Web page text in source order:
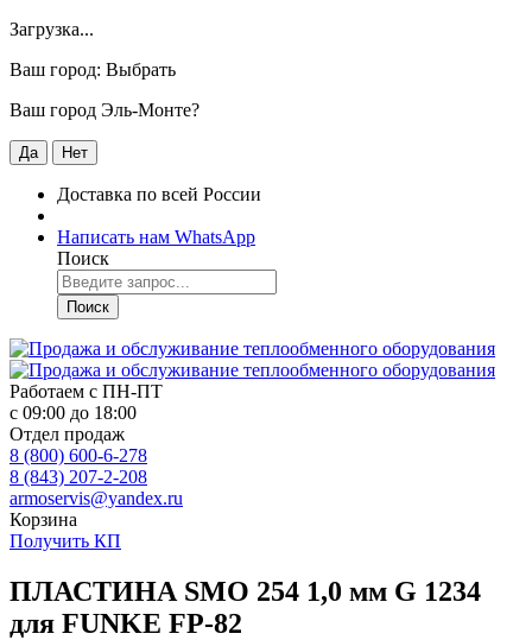
Загрузка...
Ваш город: Выбрать
Ваш город Эль-Монте?
Да Нет
Доставка по всей России
Написать нам WhatsApp
Поиск
Поиск
Работаем с ПН-ПТ
с 09:00 до 18:00
Отдел продаж
8 (800) 600-6-278
8 (843) 207-2-208
armoservis@yandex.ru
Корзина
Получить КП
ПЛАСТИНА SMO 254 1,0 мм G 1234
для FUNKE FP-82